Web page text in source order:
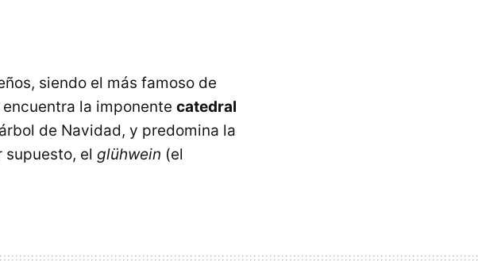
siendo el más famoso de
la imponente catedral
de Navidad, y predomina la
supuesto, el glühwein (el